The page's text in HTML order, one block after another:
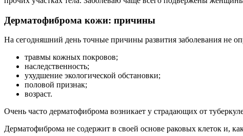
Дерматофиброма кожи: причины
На сегодняшний день точные причины развития заболевания не
травмы кожных покровов;
наследственность;
ухудшение экологической обстановки;
половой признак;
возраст.
Очень часто дерматофиброма возникает у страдающих от
Дерматофиброма не содержит в своей основе раковых клеток и,